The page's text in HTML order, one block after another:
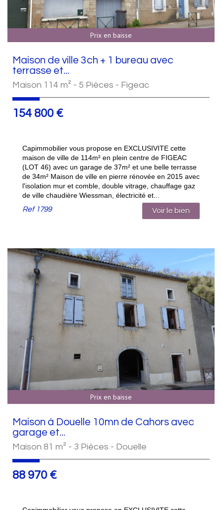
Prix en baisse
Maison de ville 3ch + 1 bureau avec
terrasse et...
Maison 114 m² - 5 Pièces - Figeac
154 800 €
Capimmobilier vous propose en EXCLUSIVITE cette
maison de ville de 114m² en plein centre de FIGEAC
(LOT 46) avec un garage de 37m² et une belle terrasse
de 34m² Maison de ville en pierre rénovée en 2015 avec
l'isolation mur et comble, double vitrage, chauffage gaz
de ville chaudière Wiessman, électricité et...
Ref1799 Voir le bien
Prix en baisse
Maison à Douelle 10mn de Cahors avec
garage et...
Maison 81 m² - 3 Pièces - Douelle
88 970 €